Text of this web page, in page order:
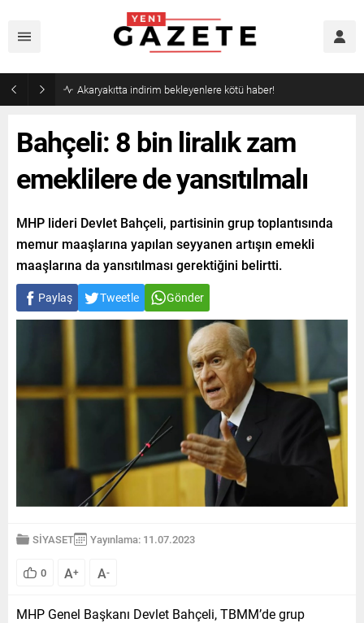
Akaryakıtta indirim bekleyenlere kötü haber!
Bahçeli: 8 bin liralık zam
emeklilere de yansıtılmalı
MHP lideri Devlet Bahçeli, partisinin grup toplantısında
memur maaşlarına yapılan seyyanen artışın emekli
maaşlarına da yansıtılması gerektiğini belirtti.
Paylaş Tweetle Gönder
SİYASET Yayınlama: 11.07.2023
0 A+ A-
MHP Genel Başkanı Devlet Bahçeli, TBMM’de grup